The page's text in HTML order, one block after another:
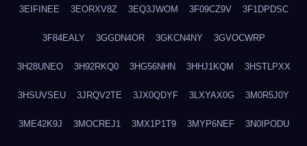
3EIFINEE 3EORXV8Z 3EQ3JWOM 3F09CZ9V 3F1DPDSC
3F84EALY 3GGDN4OR 3GKCN4NY 3GVOCWRP
3H28UNEO 3H92RKQ0 3HG56NHN 3HHJ1KQM 3HSTLPXX
3HSUVSEU 3JRQV2TE 3JX0QDYF 3LXYAX0G 3M0R5J0Y
3ME42K9J 3MOCREJ1 3MX1P1T9 3MYP6NEF 3N0IPODU